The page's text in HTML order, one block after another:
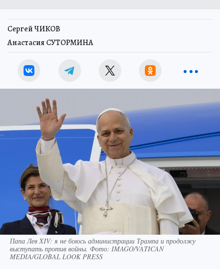
Сергей ЧИКОВ
Анастасия СУТОРМИНА
Папа Лев XIV: я не боюсь администрации Трампа и продолжу
выступать против войны. Фото: IMAGO/VATICAN
MEDIA/GLOBAL LOOK PRESS